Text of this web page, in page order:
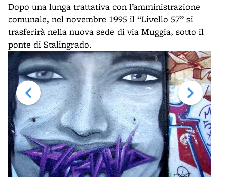
Dopo una lunga trattativa con l’amministrazione
comunale, nel novembre 1995 il “Livello 57” si
trasferirà nella nuova sede di via Muggia, sotto il
ponte di Stalingrado.